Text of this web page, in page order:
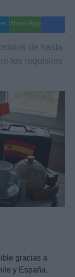
WhatsApp
de hasta
los requisitos
gracias a
y España.